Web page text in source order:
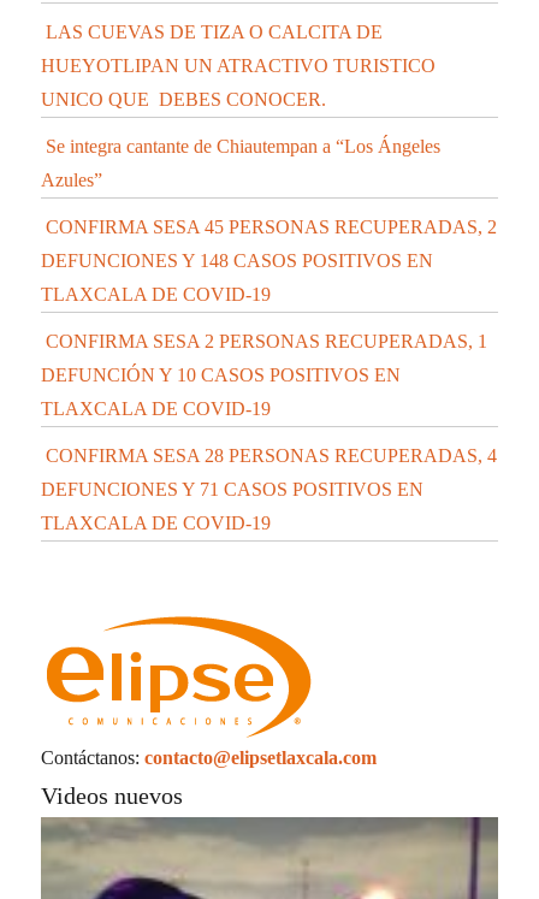
LAS CUEVAS DE TIZA O CALCITA DE
HUEYOTLIPAN UN ATRACTIVO TURISTICO
UNICO QUE DEBES CONOCER.
Se integra cantante de Chiautempan a “Los Ángeles
Azules”
CONFIRMA SESA 45 PERSONAS RECUPERADAS, 2
DEFUNCIONES Y 148 CASOS POSITIVOS EN
TLAXCALA DE COVID-19
CONFIRMA SESA 2 PERSONAS RECUPERADAS, 1
DEFUNCIÓN Y 10 CASOS POSITIVOS EN
TLAXCALA DE COVID-19
CONFIRMA SESA 28 PERSONAS RECUPERADAS, 4
DEFUNCIONES Y 71 CASOS POSITIVOS EN
TLAXCALA DE COVID-19
Contáctanos: contacto@elipsetlaxcala.com
Videos nuevos